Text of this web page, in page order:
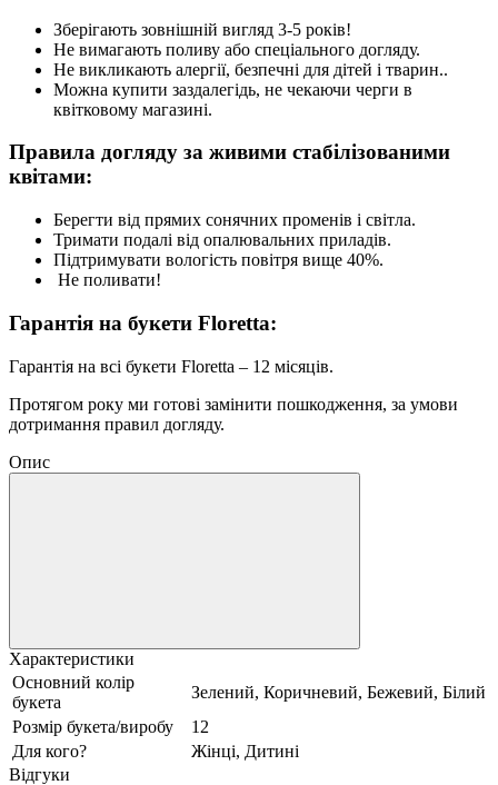
Зберігають зовнішній вигляд 3-5 років!
Не вимагають поливу або спеціального догляду.
Не викликають алергії, безпечні для дітей і тварин..
Можна купити заздалегідь, не чекаючи черги в
квітковому магазині.
Правила догляду за живими стабілізованими
квітами:
Берегти від прямих сонячних променів і світла.
Тримати подалі від опалювальних приладів.
Підтримувати вологість повітря вище 40%.
Не поливати!
Гарантія на букети Floretta:
Гарантія на всі букети Floretta – 12 місяців.
Протягом року ми готові замінити пошкодження, за умови
дотримання правил догляду.
Опис
Характеристики
Основний колір
букета
Зелений, Коричневий, Бежевий, Білий
Розмір букета/виробу
12
Для кого?
Жінці, Дитині
Відгуки